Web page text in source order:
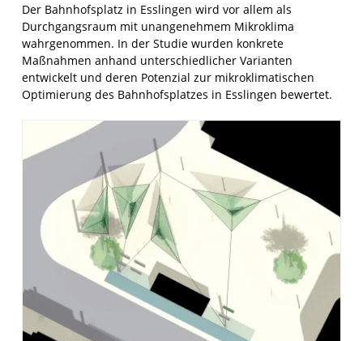
Der Bahnhofsplatz in Esslingen wird vor allem als
Durchgangsraum mit unangenehmem Mikroklima
wahrgenommen. In der Studie wurden konkrete
Maßnahmen anhand unterschiedlicher Varianten
entwickelt und deren Potenzial zur mikroklimatischen
Optimierung des Bahnhofsplatzes in Esslingen bewertet.